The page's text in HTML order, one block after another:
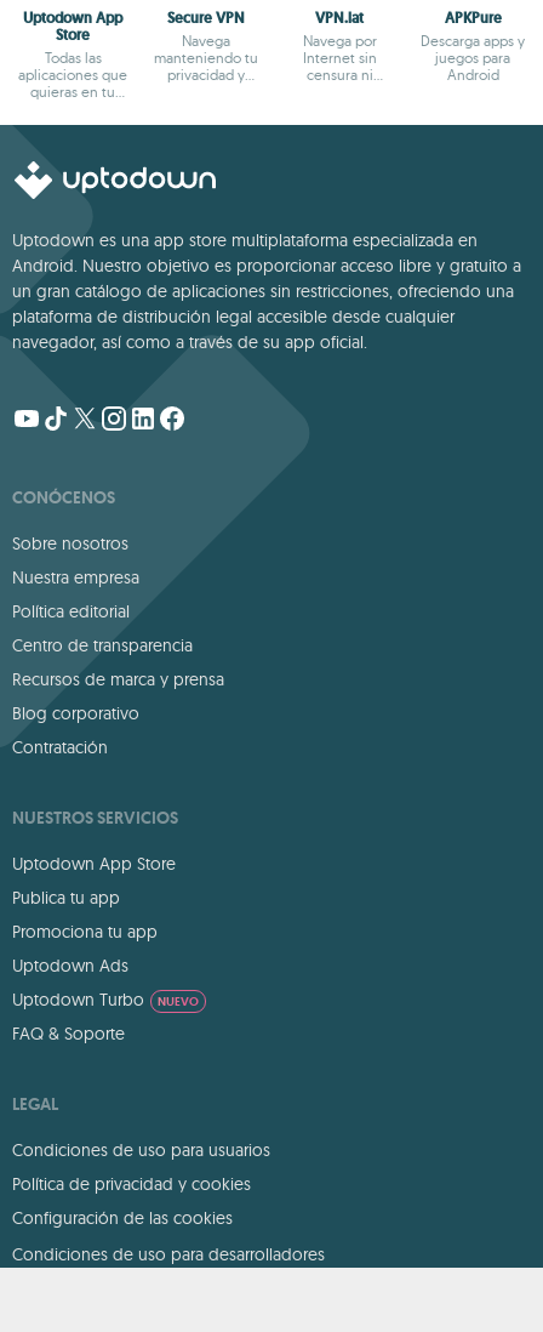
Uptodown App
Store
Todas las
aplicaciones que
quieras en tu
Secure VPN
Navega
manteniendo tu
privacidad y
VPN.lat
Navega por
Internet sin
censura ni
APKPure
Descarga apps y
juegos para
Android
Uptodown es una app store multiplataforma especializada en
Android. Nuestro objetivo es proporcionar acceso libre y gratuito a
un gran catálogo de aplicaciones sin restricciones, ofreciendo una
plataforma de distribución legal accesible desde cualquier
navegador, así como a través de su app oficial.
CONÓCENOS
Sobre nosotros
Nuestra empresa
Política editorial
Centro de transparencia
Recursos de marca y prensa
Blog corporativo
Contratación
NUESTROS SERVICIOS
Uptodown App Store
Publica tu app
Promociona tu app
Uptodown Ads
Uptodown Turbo
NUEVO
FAQ & Soporte
LEGAL
Condiciones de uso para usuarios
Política de privacidad y cookies
Configuración de las cookies
Condiciones de uso para desarrolladores